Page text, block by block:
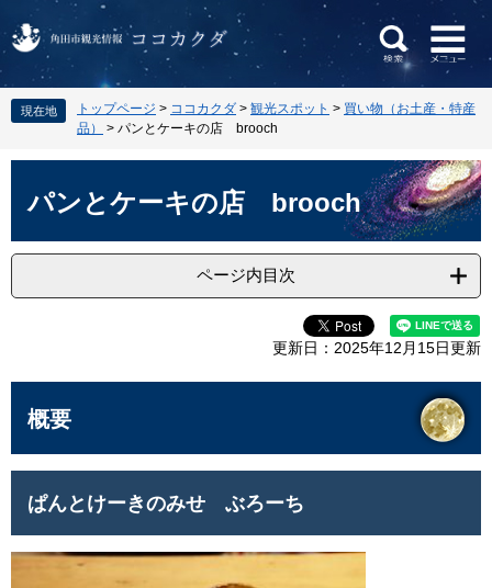
ペ
ー
す
メ
ニ
し
現在地 トップページ > ココカクダ > 観光スポット > 買い物（お土産・特産
品）
> パンとケーキの店 brooch
パンとケーキの店 brooch
ページ内目次
更新日：2025年12月15日更新
概要
ぱんとけーきのみせ ぶろーち